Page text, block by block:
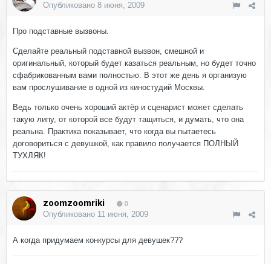
Опубликовано 8 июня, 2009
Про подставные вызвоны.
Сделайте реальный подставной вызвон, смешной и
оригинальный, который будет казаться реальным, но будет точно
сфабрикованным вами полностью. В этот же день я организую
вам прослушивание в одной из киностудий Москвы.
Ведь только очень хороший актёр и сценарист может сделать
такую липу, от которой все будут тащиться, и думать, что она
реальна. Практика показывает, что когда вы пытаетесь
договориться с девушкой, как правило получается ПОЛНЫЙ
ТУХЛЯК!
zoomzoomriki 0
Опубликовано 11 июня, 2009
А когда придумаем конкурсы для девушек???